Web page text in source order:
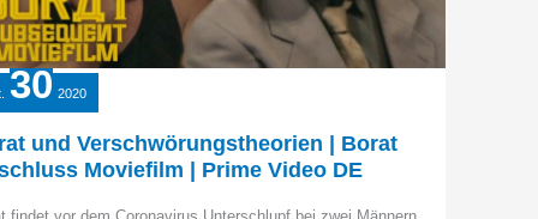
Video
DE
30 2020
und Verschwörungstheorien | Borat
Moviefilm | Prime Video DE